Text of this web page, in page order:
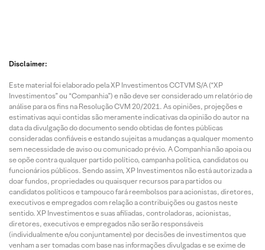
Disclaimer:
Este material foi elaborado pela XP Investimentos CCTVM S/A (“XP
Investimentos” ou “Companhia”) e não deve ser considerado um relatório de
análise para os fins na Resolução CVM 20/2021. As opiniões, projeções e
estimativas aqui contidas são meramente indicativas da opinião do autor na
data da divulgação do documento sendo obtidas de fontes públicas
consideradas confiáveis e estando sujeitas a mudanças a qualquer momento
sem necessidade de aviso ou comunicado prévio. A Companhia não apoia ou
se opõe contra qualquer partido político, campanha política, candidatos ou
funcionários públicos. Sendo assim, XP Investimentos não está autorizada a
doar fundos, propriedades ou quaisquer recursos para partidos ou
candidatos políticos e tampouco fará reembolsos para acionistas, diretores,
executivos e empregados com relação a contribuições ou gastos neste
sentido. XP Investimentos e suas afiliadas, controladoras, acionistas,
diretores, executivos e empregados não serão responsáveis
(individualmente e/ou conjuntamente) por decisões de investimentos que
venham a ser tomadas com base nas informações divulgadas e se exime de